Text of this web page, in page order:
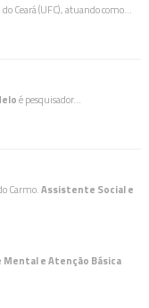
Ceará (UFC), atuando como…
é pesquisador…
Carmo.Assistente Social e
Mental e Atenção Básica